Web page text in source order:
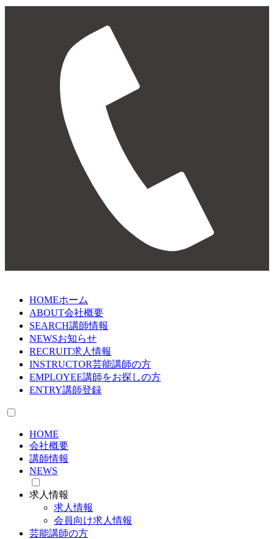
HOMEホーム
ABOUT会社概要
SEARCH講師情報
NEWSお知らせ
RECRUIT求人情報
INSTRUCTOR芸能講師の方
EMPLOYEE講師をお探しの方
ENTRY講師登録
HOME
会社概要
講師情報
NEWS
求人情報
求人情報
会員向け求人情報
芸能講師の方